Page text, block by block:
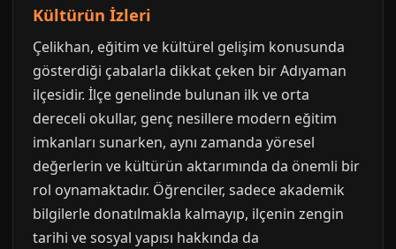
Kültürün İzleri
Çelikhan, eğitim ve kültürel gelişim konusunda
gösterdiği çabalarla dikkat çeken bir Adıyaman
ilçesidir. İlçe genelinde bulunan ilk ve orta
dereceli okullar, genç nesillere modern eğitim
imkanları sunarken, aynı zamanda yöresel
değerlerin ve kültürün aktarımında da önemli bir
rol oynamaktadır. Öğrenciler, sadece akademik
bilgilerle donatılmakla kalmayıp, ilçenin zengin
tarihi ve sosyal yapısı hakkında da